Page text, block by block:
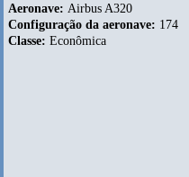
Aeronave: Airbus A320
Configuração da aeronave: 174
Classe: Econômica